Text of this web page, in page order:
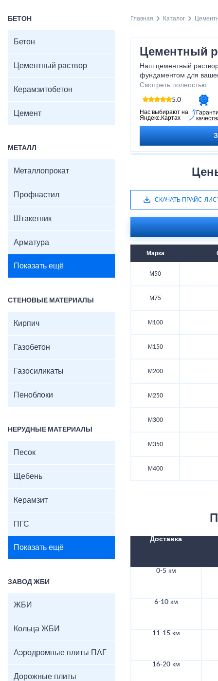
БЕТОН
Бетон
Цементный раствор
Керамзитобетон
Цемент
МЕТАЛЛ
Металлопрокат
Профнастил
Штакетник
Арматура
Показать ещё
СТЕНОВЫЕ МАТЕРИАЛЫ
Кирпич
Газобетон
Газосиликаты
Пеноблоки
НЕРУДНЫЕ МАТЕРИАЛЫ
Песок
Щебень
Керамзит
ПГС
Показать ещё
ЗАВОД ЖБИ
ЖБИ
Кольца ЖБИ
Аэродромные плиты ПАГ
Дорожные плиты
Главная Каталог
Цементный
Наш цементный
фундаментом для
строите ли вы новый
или занимаетесь
цементный раствор
результатов.
уверены в его качестве
Смотреть полностью
5.0
Нас выбирают на
Яндекс.Картах
СКАЧАТЬ ПРАЙС-
Марка
М50
М75
М100
М150
М200
М250
М300
М350
М400
Доставка
0-5 км
6-10 км
11-15 км
16-20 км